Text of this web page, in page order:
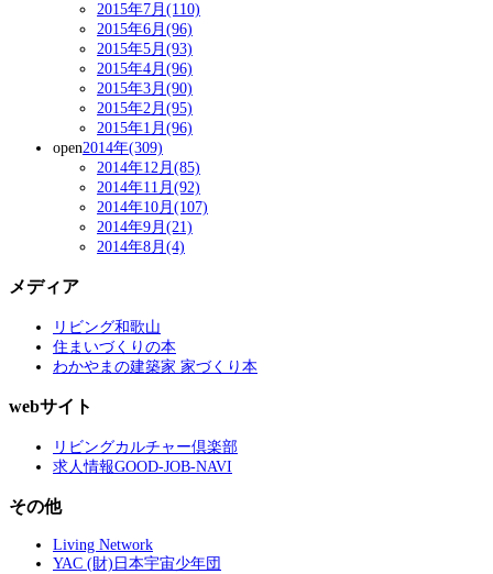
2015年7月(110)
2015年6月(96)
2015年5月(93)
2015年4月(96)
2015年3月(90)
2015年2月(95)
2015年1月(96)
open2014年(309)
2014年12月(85)
2014年11月(92)
2014年10月(107)
2014年9月(21)
2014年8月(4)
メディア
リビング和歌山
住まいづくりの本
わかやまの建築家 家づくり本
webサイト
リビングカルチャー倶楽部
求人情報GOOD-JOB-NAVI
その他
Living Network
YAC (財)日本宇宙少年団